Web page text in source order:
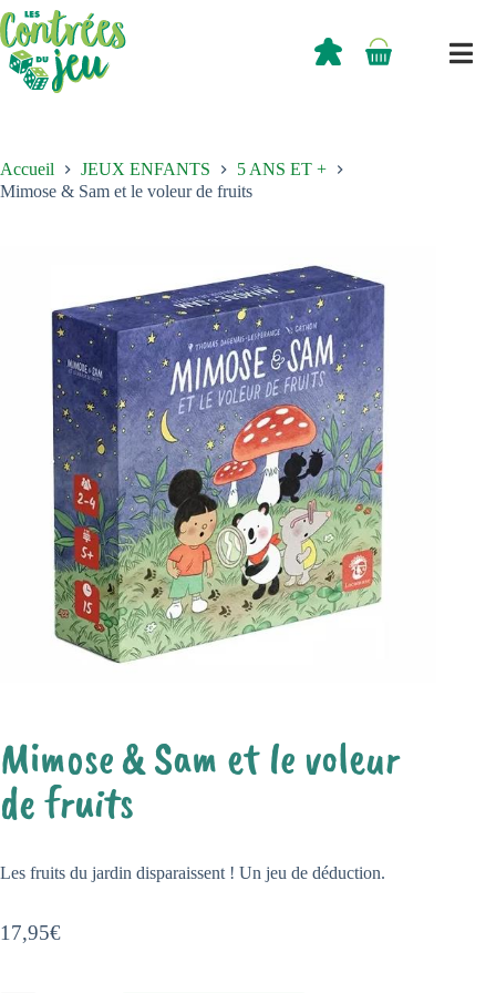
Passer
au
contenu
Panier
0,00
Accueil JEUX ENFANTS
5 ANS ET +
Mimose & Sam et le voleur de fruits
Mimose & Sam et le voleur
de fruits
17,95€
Les fruits du jardin disparaissent ! Un jeu de déduction.